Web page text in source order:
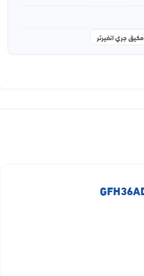
مكيق جري انفيرتر